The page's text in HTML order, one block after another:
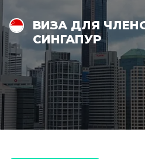
ВИЗА ДЛЯ
СИНГАПУР